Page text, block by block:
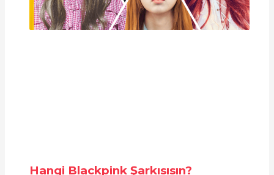
Hangi Blackpink Şarkısısın?